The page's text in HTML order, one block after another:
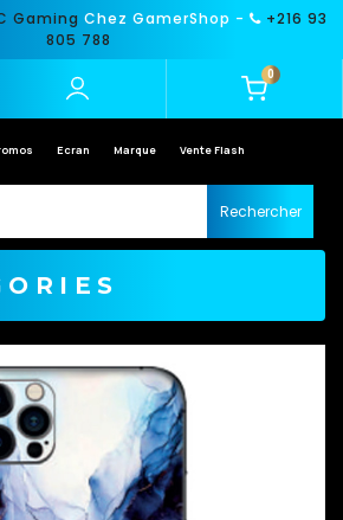
Gaming Chez GamerShop -
+216 93
805 788
0
Ecran Marque Vente Flash
Rechercher